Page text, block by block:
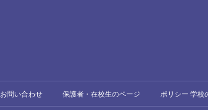
お問い合わせ 保護者・在校生のページ ポリシー 学校